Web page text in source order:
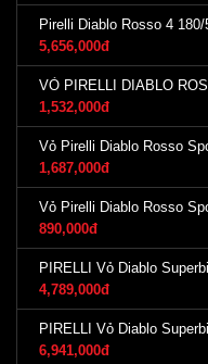
Pirelli Diablo Rosso 4 180/
5,656,000đ
VỎ PIRELLI DIABLO
1,532,000đ
Vỏ Pirelli Diablo Rosso
1,687,000đ
Vỏ Pirelli Diablo Rosso
890,000đ
PIRELLI Vỏ Diablo
4,789,000đ
PIRELLI Vỏ Diablo
6,941,000đ